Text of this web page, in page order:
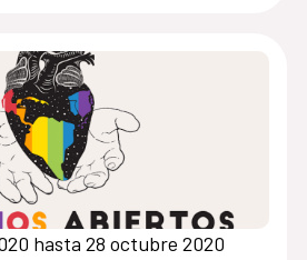
hasta 28 octubre 2020